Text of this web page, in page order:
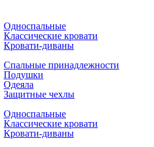
Односпальные
Классические кровати
Кровати-диваны
Спальные принадлежности
Подушки
Одеяла
Защитные чехлы
Односпальные
Классические кровати
Кровати-диваны